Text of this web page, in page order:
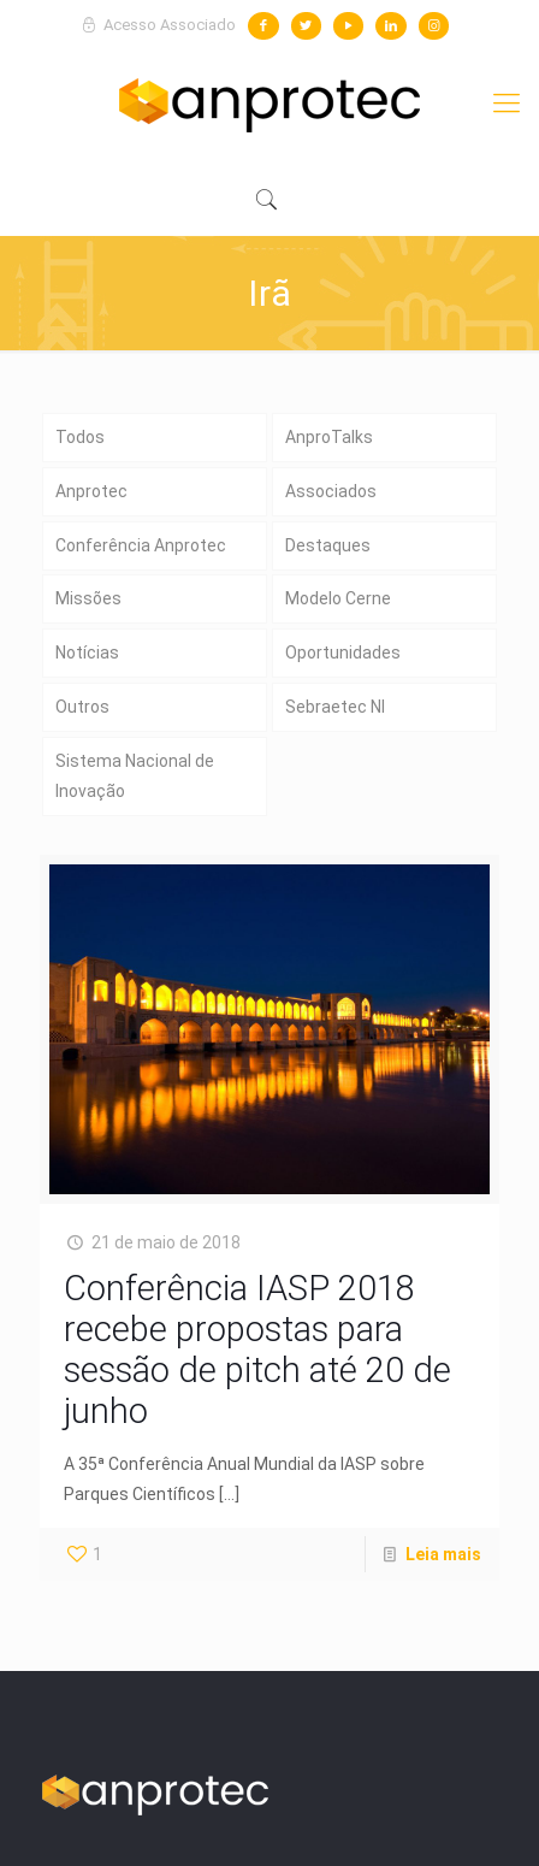
Acesso Associado
Irã
Todos AnproTalks
Anprotec Associados
Conferência Anprotec Destaques
Missões Modelo Cerne
Notícias Oportunidades
Outros Sebraetec NI
Sistema Nacional de
Inovação
21 de maio de 2018
Conferência IASP 2018
recebe propostas para
sessão de pitch até 20 de
junho
A 35ª Conferência Anual Mundial da IASP sobre
Parques Científicos
1 Leia mais